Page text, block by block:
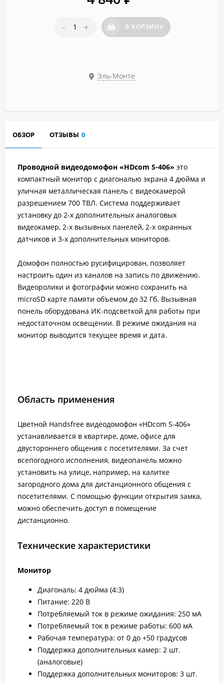
- + В КОРЗИНУ
Эль-Монте
ОБЗОР ОТЗЫВЫ 0
Проводной видеодомофон «HDcom S-406» это
компактный монитор с диагональю экрана 4 дюйма и
уличная металлическая панель с видеокамерой
разрешением 700 ТВЛ. Система поддерживает
установку до 2-х дополнительных аналоговых
видеокамер, 2-х вызывных панелей, 2-х охранных
датчиков и 3-х дополнительных мониторов.
Домофон полностью русифицирован, позволяет
настроить один из каналов на запись по движению.
Видеоролики и фотографии можно сохранить на
microSD карте памяти объемом до 32 Гб. Вызывная
понель оборудована ИК-подсветкой для работы при
недостаточном освещении. В режиме ожидания на
монитор выводится текущее время и дата.
Область применения
Цветной Handsfree видеодомофон «HDcom S-406»
устанавливается в квартире, доме, офисе для
двустороннего общения с посетителями. За счет
всепогодного исполнения, видеопанель можно
установить на улице, например, на калитке
загородного дома для дистанционного общения с
посетителями. С помощью функции открытия замка,
можно обеспечить доступ в помещение
дистанционно.
Технические характеристики
Монитор
Диагональ: 4 дюйма (4:3)
Питание: 220 В
Потребляемый ток в режиме ожидания: 250 мА
Потребляемый ток в режиме работы: 600 мА
Рабочая температура: от 0 до +50 градусов
Поддержка дополнительных камер: 2 шт.
(аналоговые)
Поддержка дополнительных мониторов: 3 шт.